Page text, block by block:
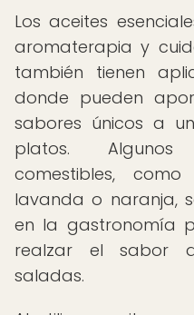
Los aceites
aromaterapia y
también tienen
donde pueden
sabores únicos a
platos. Algunos
comestibles,
lavanda o naranja,
en la gastronomía
realzar el sabor
saladas.